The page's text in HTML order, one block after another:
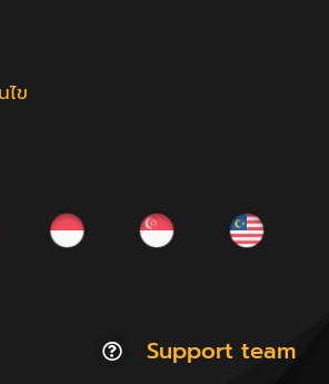
ไข
Support team